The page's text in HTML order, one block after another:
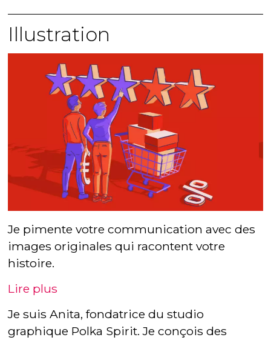
Je suis Anita, fondatrice du studio
graphique Polka Spirit. Je conçois des
Illustration
Je pimente votre communication avec des
images originales qui racontent votre
histoire.
Lire plus